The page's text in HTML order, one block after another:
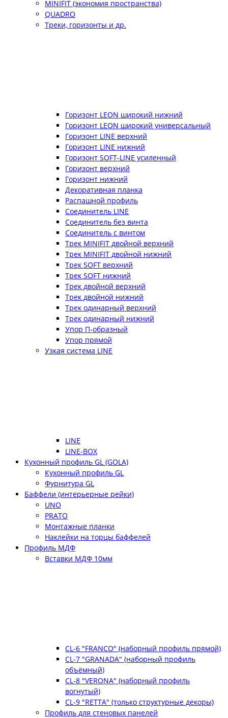
MINIFIT (экономия пространства)
QUADRO
Треки, горизонты и др.
Горизонт LEON широкий нижний
Горизонт LEON широкий универсальный
Горизонт LINE верхний
Горизонт LINE нижний
Горизонт SOFT-LINE усиленный
Горизонт верхний
Горизонт нижний
Декоративная планка
Распашной профиль
Соединитель LINE
Соединитель без винта
Соединитель с винтом
Трек MINIFIT двойной верхний
Трек MINIFIT двойной нижний
Трек SOFT верхний
Трек SOFT нижний
Трек двойной верхний
Трек двойной нижний
Трек одинарный верхний
Трек одинарный нижний
Упор П-образный
Упор прямой
Узкая система LINE
LINE
LINE-BOX
Кухонный профиль GL (GOLA)
Кухонный профиль GL
Фурнитура GL
Баффели (интерьерные рейки)
UNO
PRATO
Монтажные планки
Наклейки на торцы баффелей
Профиль МДФ
Вставки МДФ 10мм
CL-6 "FRANCO" (наборный профиль прямой)
CL-7 "GRANADA" (наборный профиль
объёмный)
CL-8 "VERONA" (наборный профиль
вогнутый)
CL-9 "RETTA" (только структурные декоры)
Профиль для стеновых панелей